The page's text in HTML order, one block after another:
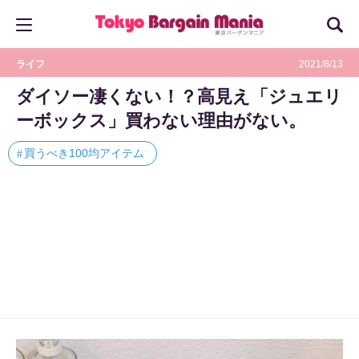
ライフ 2021/8/13
ダイソー凄くない！？高見え「ジュエリ
ーボックス」買わない理由がない。
買うべき100均アイテム